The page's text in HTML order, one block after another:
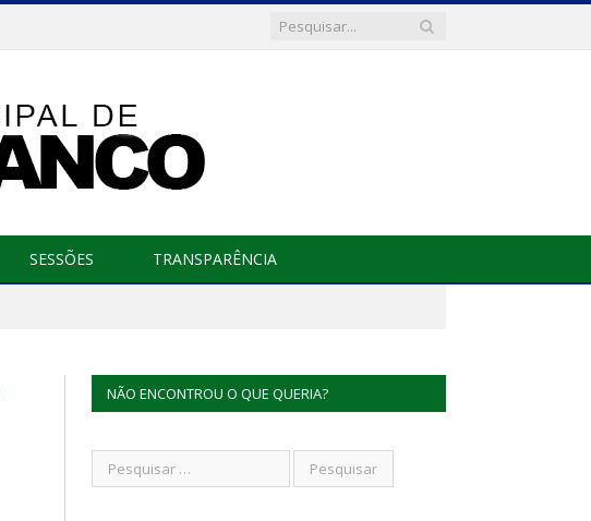
SESSÕES TRANSPARÊNCIA
NÃO ENCONTROU O QUE QUERIA?